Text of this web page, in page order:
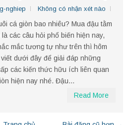
nghiep Không có nhận xét nào
cá giòn bao nhiêu? Mua đậu tằm
các câu hỏi phổ biến hiện nay,
mắc tương tự như trên thì hôm
dưới đây để giải đáp những
các kiến thức hữu ích liên quan
hiện nay nhé. Đậu...
Read More